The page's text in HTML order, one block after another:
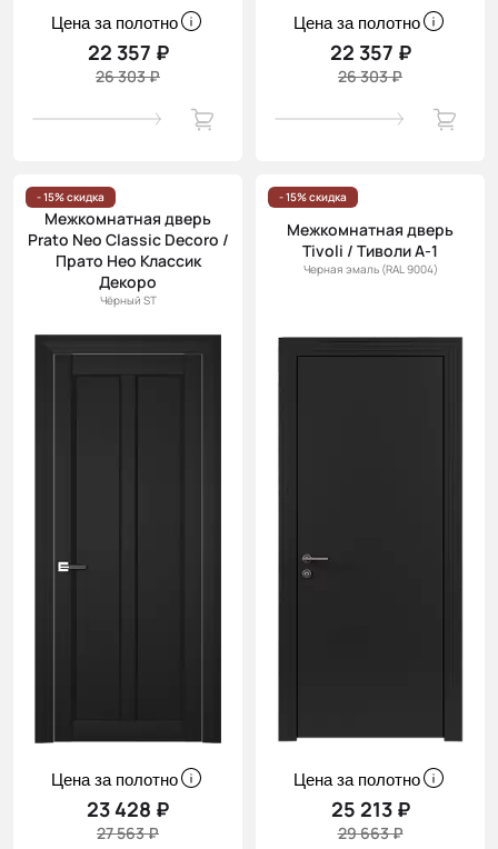
Цена за полотно
22 357 ₽
26 303 ₽
Цена за полотно
22 357 ₽
26 303 ₽
- 15% скидка
Межкомнатная дверь
Prato Neo Classic Decoro /
Прато Нео Классик
Декоро
Чёрный ST
Цена за полотно
23 428 ₽
27 563 ₽
- 15% скидка
Межкомнатная дверь
Tivoli / Тиволи А-1
Черная эмаль (RAL 9004)
Цена за полотно
25 213 ₽
29 663 ₽